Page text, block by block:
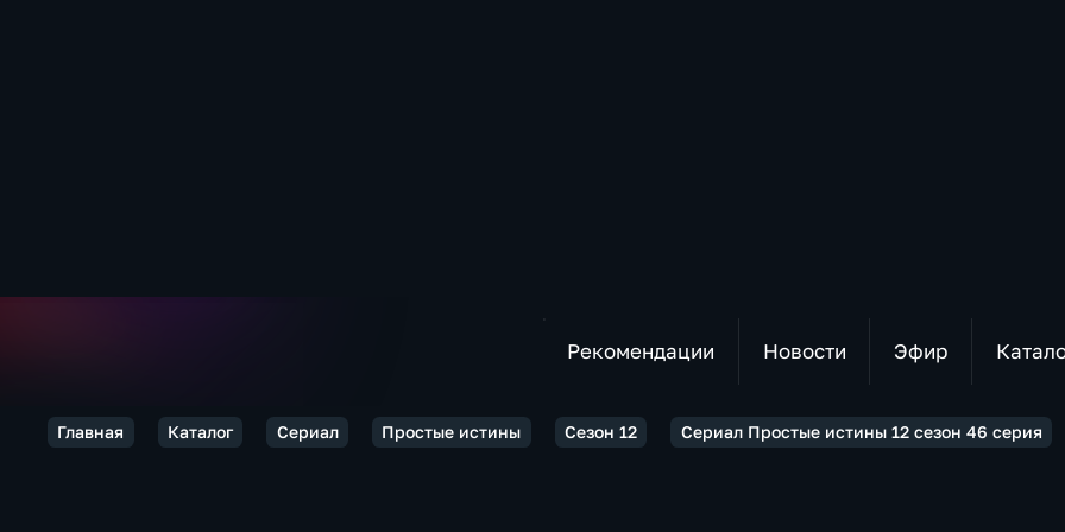
Рекомендации Новости Эфир
Главная Каталог Сериал Простые истины Сезон 12 Сериал Простые истины 12 сезон 46 серия